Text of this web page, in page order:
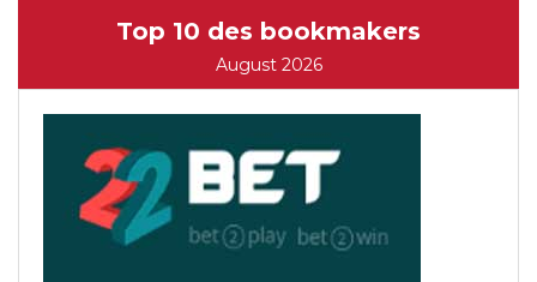
Top 10 des bookmakers
August 2026